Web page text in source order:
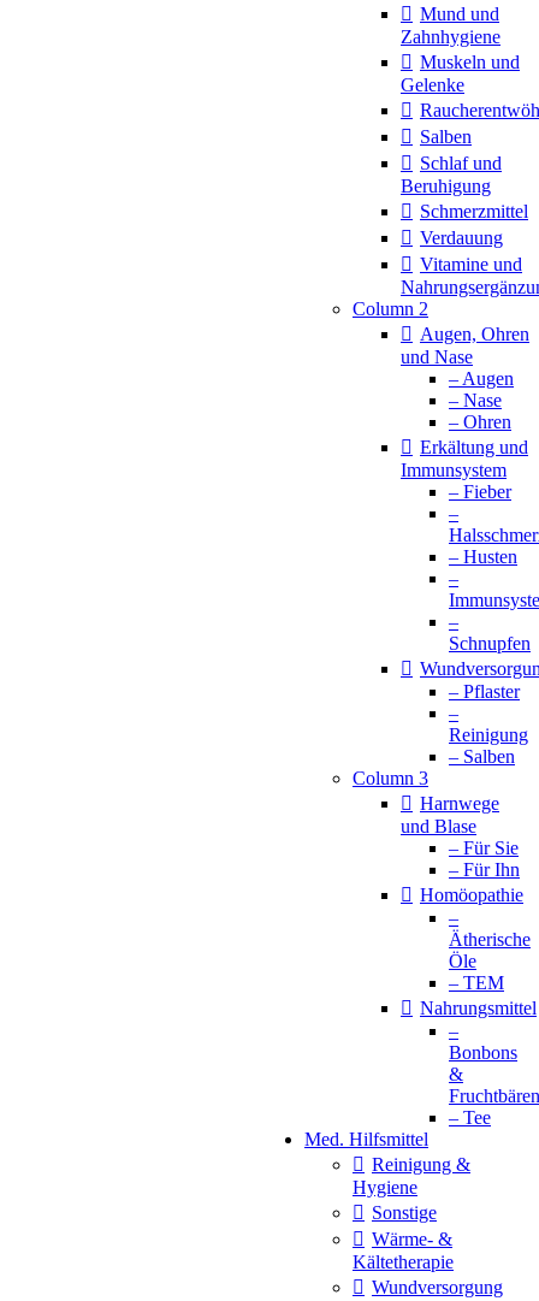
Mund und
Zahnhygiene
Muskeln und
Gelenke
Salben
Schlaf und
Beruhigung
Schmerzmittel
Verdauung
Vitamine und
Column 2
Augen, Ohren
und Nase
– Augen
– Nase
– Ohren
Erkältung und
Immunsystem
– Fieber
–
– Husten
–
–
Schnupfen
– Pflaster
–
Reinigung
– Salben
Column 3
Harnwege
und Blase
– Für Sie
– Für Ihn
Homöopathie
–
Ätherische
Öle
– TEM
Nahrungsmittel
–
Bonbons
&
Fruchtbären
– Tee
Med. Hilfsmittel
Reinigung &
Hygiene
Sonstige
Wärme- &
Kältetherapie
Wundversorgung